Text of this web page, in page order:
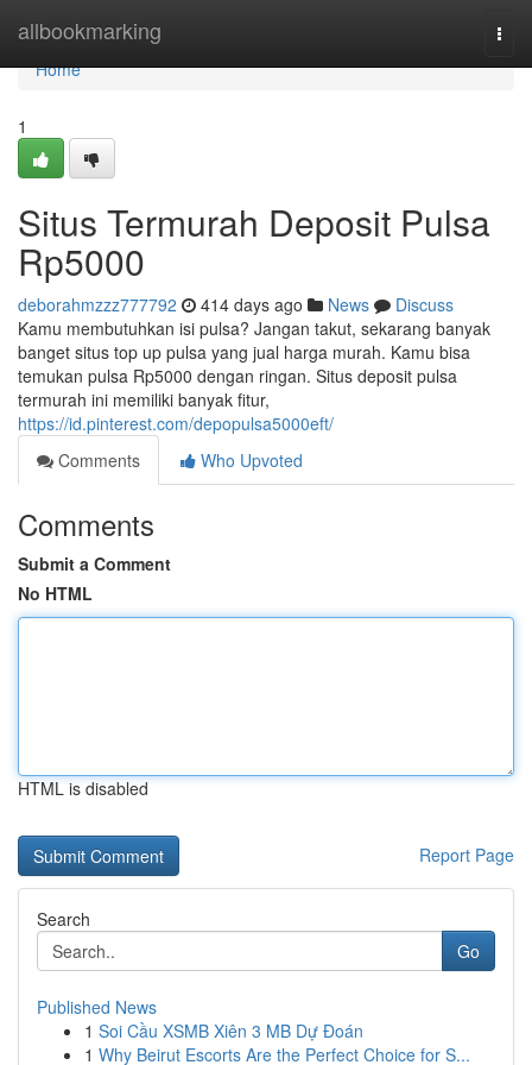
allbookmarking
Home
Home
1
Situs Termurah Deposit Pulsa
Rp5000
deborahmzzz777792 414 days ago News
Discuss
Kamu membutuhkan isi pulsa? Jangan takut, sekarang banyak
banget situs top up pulsa yang jual harga murah. Kamu bisa
temukan pulsa Rp5000 dengan ringan. Situs deposit pulsa
termurah ini memiliki banyak fitur,
https://id.pinterest.com/depopulsa5000eft/
Comments
Who Upvoted
Comments
Submit a Comment
No HTML
HTML is disabled
Report Page
Search
Go
Published News
1 Soi Cầu XSMB Xiên 3 MB Dự Đoán
1 Why Beirut Escorts Are the Perfect Choice for S...